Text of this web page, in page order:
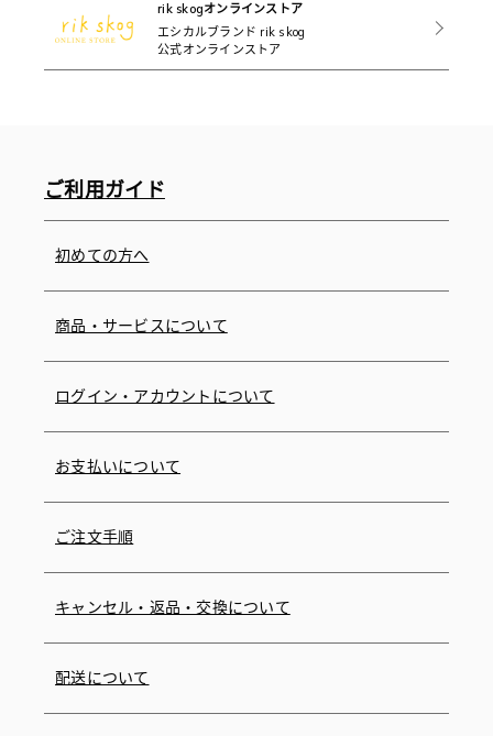
rik skogオンラインストア
エシカルブランド rik skog
公式オンラインストア
ご利用ガイド
初めての方へ
商品・サービスについて
ログイン・アカウントについて
お支払いについて
ご注文手順
キャンセル・返品・交換について
配送について